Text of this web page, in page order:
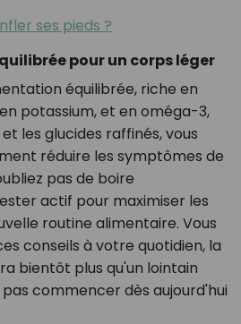
ses pieds ?
pour un corps léger
équilibrée, riche en
potassium, et en oméga-3,
les glucides raffinés, vous
réduire les symptômes de
pas de boire
actif pour maximiser les
routine alimentaire. Vous
conseils à votre quotidien, la
bientôt plus qu'un lointain
commencer dès aujourd'hui